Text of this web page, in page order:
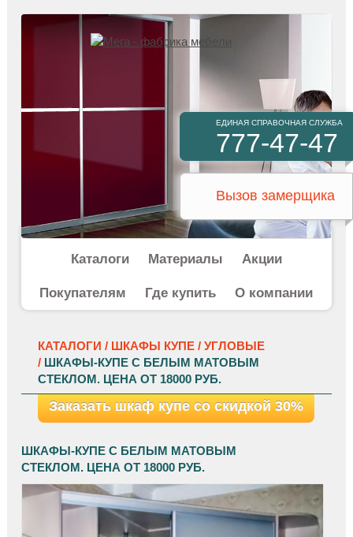
ЕДИНАЯ СПРАВОЧНАЯ СЛУЖБА
777-47-47
Вызов замерщика
Каталоги Материалы Акции
Покупателям Где купить О компании
КАТАЛОГИ / ШКАФЫ КУПЕ / УГЛОВЫЕ
/ ШКАФЫ-КУПЕ С БЕЛЫМ МАТОВЫМ
СТЕКЛОМ. ЦЕНА ОТ 18000 РУБ.
Заказать шкаф купе со скидкой 30%
ШКАФЫ-КУПЕ С БЕЛЫМ МАТОВЫМ
СТЕКЛОМ. ЦЕНА ОТ 18000 РУБ.